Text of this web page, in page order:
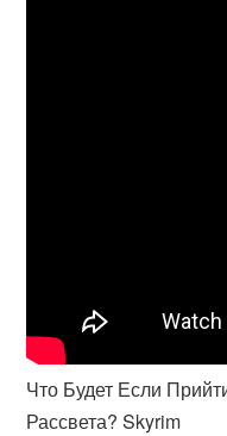
Что Будет Если
Рассвета? Skyrim